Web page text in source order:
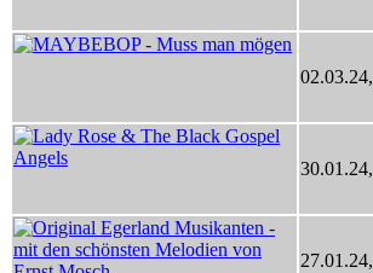
02.03.24,
30.01.24,
27.01.24,